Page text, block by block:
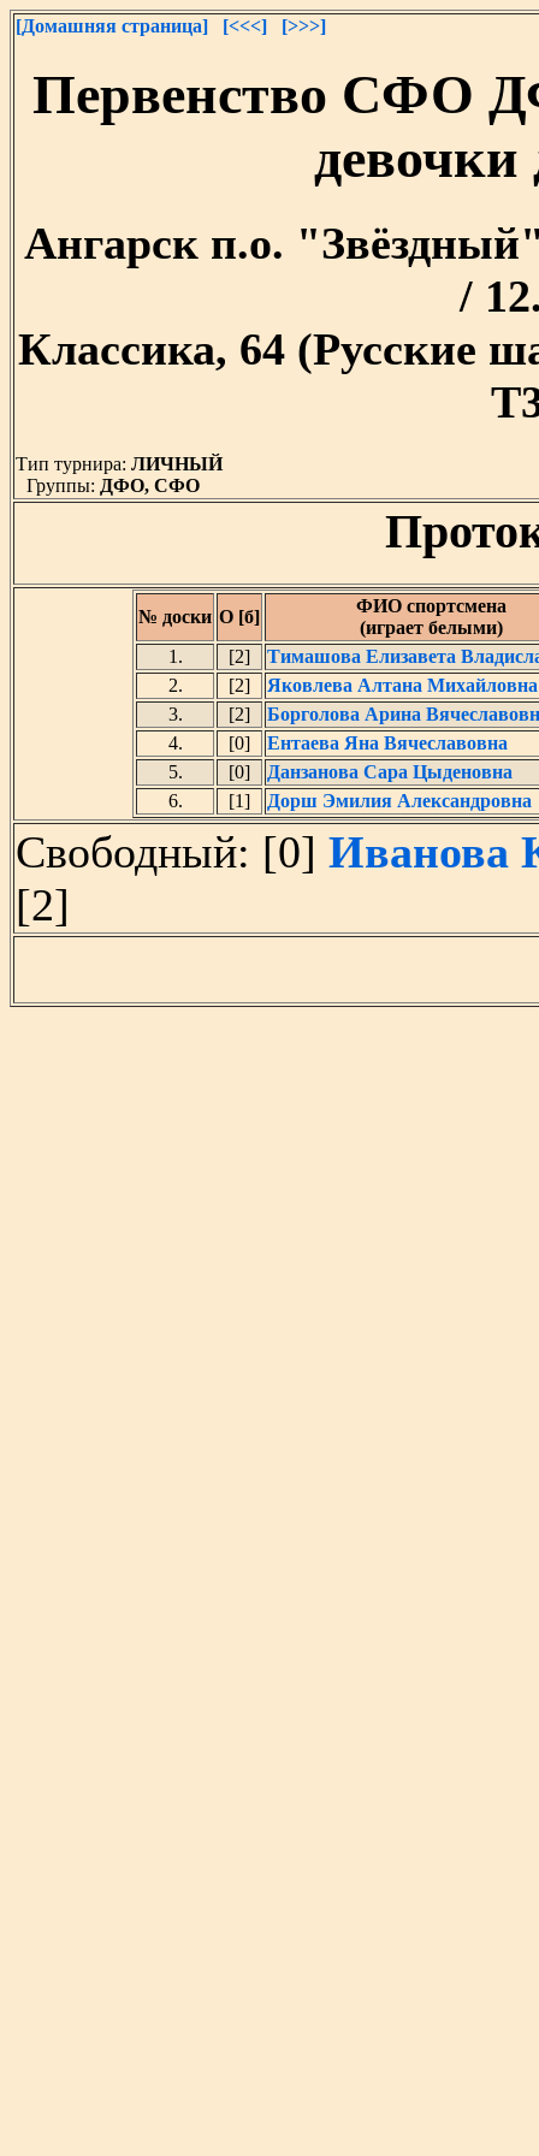
[Домашняя страница] [<<<] [>>>]
Первенство СФО
девочки
Ангарск п.о.
/
Классика, 64 (Русские
Тип турнира: ЛИЧНЫЙ
Группы: ДФО, СФО
№ доски О [б]
ФИО спортсмена
(играет белыми)
1.
[2]
Тимашова Елизавета
2.
[2]
Яковлева Алтана Михайловна
3.
[2]
Борголова Арина
4.
[0]
Ентаева Яна Вячеславовна
5.
[0]
Данзанова Сара Цыденовна
6.
[1] Дорш Эмилия Александровна
Свободный: [0] Иванова
[2]